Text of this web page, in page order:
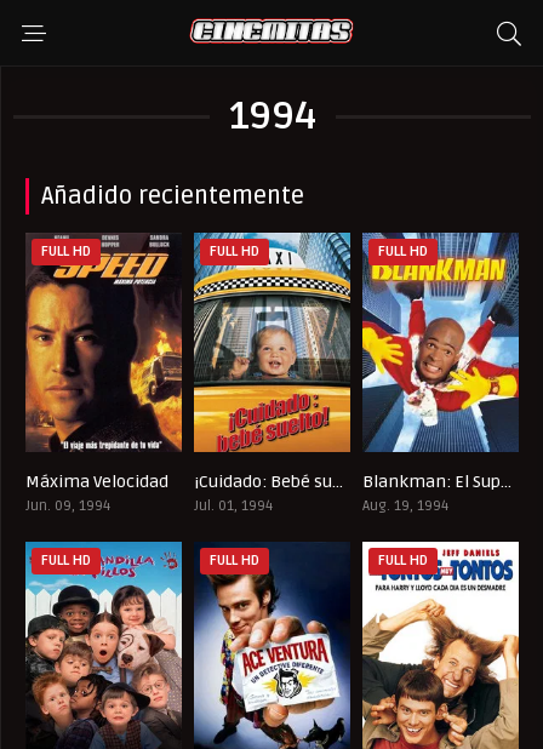
1994
Añadido recientemente
7.3
FULL HD
Máxima Velocidad
Jun. 09, 1994
6.2
FULL HD
¡Cuidado: Bebé suelto!
Jul. 01, 1994
5
FULL HD
Blankman: El Superhéroe
Aug. 19, 1994
FULL HD FULL HD FULL HD